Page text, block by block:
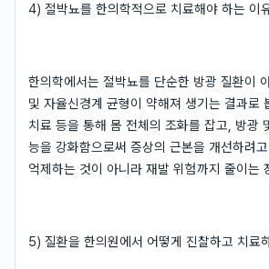
4) 절박뇨를 한의학적으로 치료해야 하는 이
한의학에서는 절박뇨를 단순한 방광 질환이
및 자율신경계 균형이 약해져 생기는 결과로
치료 등을 통해 몸 전체의 조화를 잡고, 방광
능을 강화함으로써 증상의 근본을 개선하려
억제하는 것이 아니라 재발 위험까지 줄이는
5) 질환을 한의원에서 어떻게 진찰하고 치료